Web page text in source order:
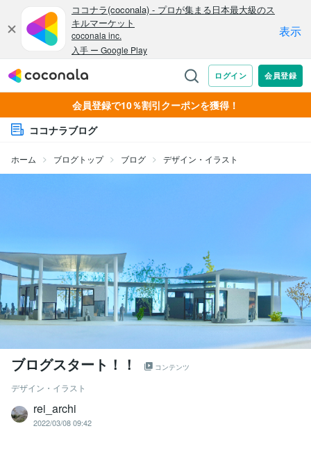
会員登録で10％割引クーポンを獲得！
ココナラブログ
ホーム ブログトップ ブログ デザイン・イラスト
ブログスタート！！ コンテンツ
デザイン・イラスト
rei_archi
2022/03/08 09:42